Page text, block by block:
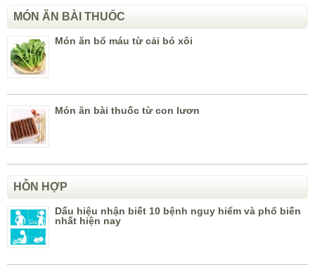
MÓN ĂN BÀI THUỐC
Món ăn bổ máu từ cải bó xôi
Món ăn bài thuốc từ con lươn
HỖN HỢP
Dấu hiệu nhận biết 10 bệnh nguy hiểm và phổ biến
nhất hiện nay